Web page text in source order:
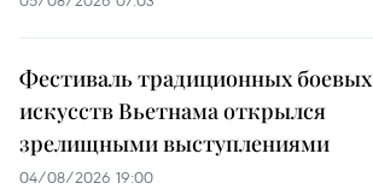
Фестиваль традиционных боевых
искусств Вьетнама открылся
зрелищными выступлениями
04/08/2026 19:00